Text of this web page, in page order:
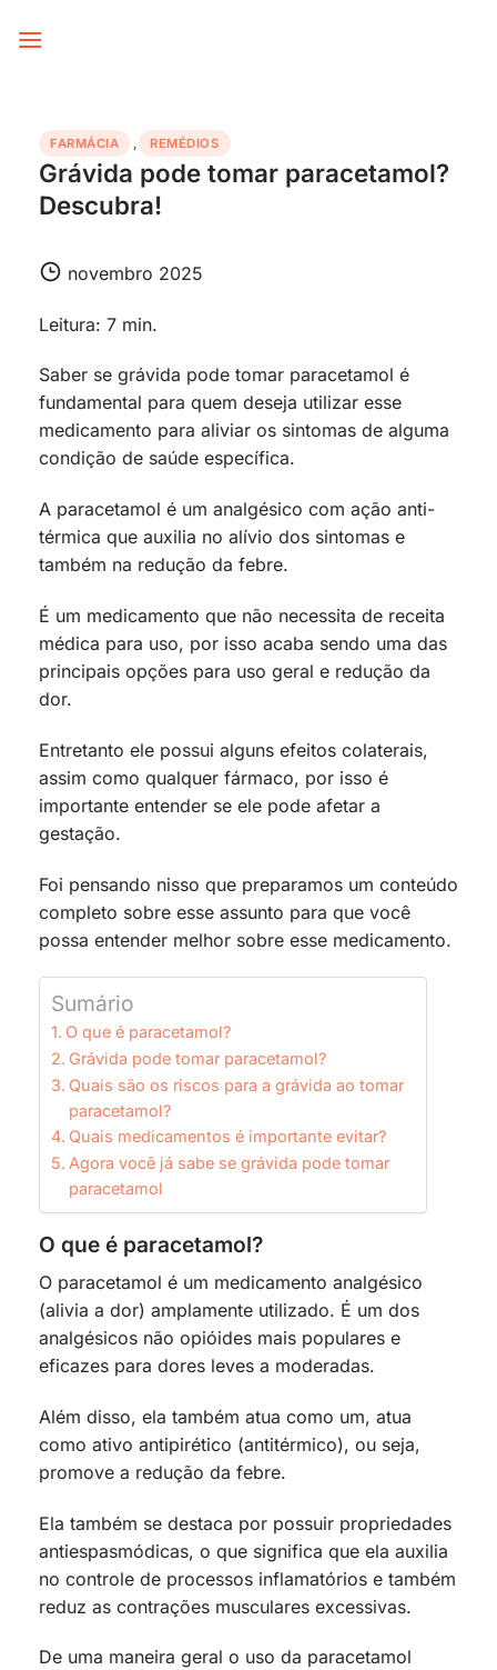
FARMÁCIA , REMÉDIOS
Grávida pode tomar paracetamol?
Descubra!
novembro 2025
Leitura: 7 min.
Saber se grávida pode tomar paracetamol é
fundamental para quem deseja utilizar esse
medicamento para aliviar os sintomas de alguma
condição de saúde específica.
A paracetamol é um analgésico com ação anti-
térmica que auxilia no alívio dos sintomas e
também na redução da febre.
É um medicamento que não necessita de receita
médica para uso, por isso acaba sendo uma das
principais opções para uso geral e redução da
dor.
Entretanto ele possui alguns efeitos colaterais,
assim como qualquer fármaco, por isso é
importante entender se ele pode afetar a
gestação.
Foi pensando nisso que preparamos um conteúdo
completo sobre esse assunto para que você
possa entender melhor sobre esse medicamento.
Sumário
O que é paracetamol?
Grávida pode tomar paracetamol?
Quais são os riscos para a grávida ao tomar
paracetamol?
Quais medicamentos é importante evitar?
Agora você já sabe se grávida pode tomar
paracetamol
O que é paracetamol?
O paracetamol é um medicamento analgésico
(alivia a dor) amplamente utilizado. É um dos
analgésicos não opióides mais populares e
eficazes para dores leves a moderadas.
Além disso, ela também atua como um, atua
como ativo antipirético (antitérmico), ou seja,
promove a redução da febre.
Ela também se destaca por possuir propriedades
antiespasmódicas, o que significa que ela auxilia
no controle de processos inflamatórios e também
reduz as contrações musculares excessivas.
De uma maneira geral o uso da paracetamol